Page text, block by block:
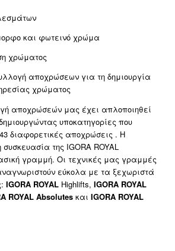
και φωτεινό χρώμα
χρώματος
αποχρώσεων για τη δημιουργία
χρώματος
αποχρώσεών μας έχει απλοποιηθεί
υποκατηγορίες που
διαφορετικές αποχρώσεις . Η
συσκευασία της IGORA ROYAL
γραμμή. Οι τεχνικές μας γραμμές
εύκολα με τα ξεχωριστά
IGORA ROYAL Highlifts, IGORA ROYAL
ROYAL Absolutes και IGORA ROYAL